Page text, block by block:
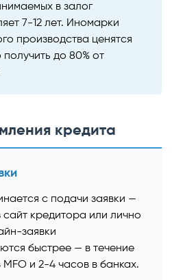
в залог
7-12 лет. Иномарки
производства ценятся
до 80% от
кредита
с подачи заявки —
кредитора или лично
заявки
быстрее — в течение
и 2-4 часов в банках.